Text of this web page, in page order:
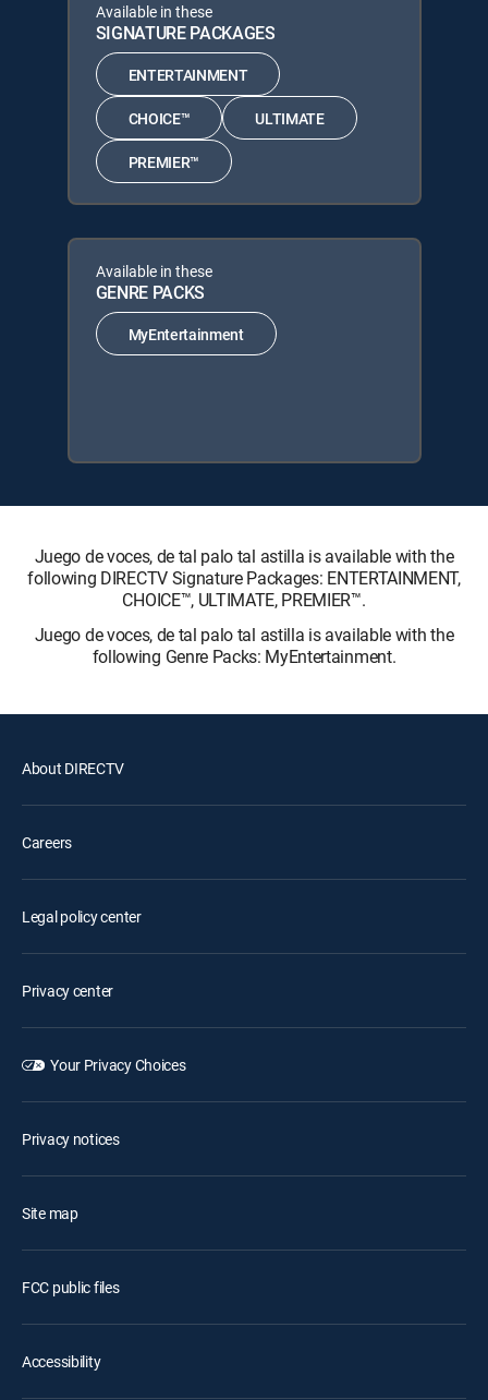
Available in these
SIGNATURE PACKAGES
ENTERTAINMENT
CHOICE™ ULTIMATE
PREMIER™
Available in these
GENRE PACKS
MyEntertainment
Juego de voces, de tal palo tal astilla is available with the
following DIRECTV Signature Packages: ENTERTAINMENT,
CHOICE™, ULTIMATE, PREMIER™.
Juego de voces, de tal palo tal astilla is available with the
following Genre Packs: MyEntertainment.
About DIRECTV
Careers
Legal policy center
Privacy center
Your Privacy Choices
Privacy notices
Site map
FCC public files
Accessibility